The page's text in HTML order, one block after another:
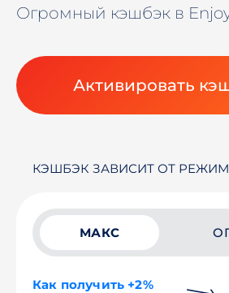
Огромный кэшбэк в
Активировать
КЭШБЭК ЗАВИСИТ ОТ
МАКС
Как получить +2%